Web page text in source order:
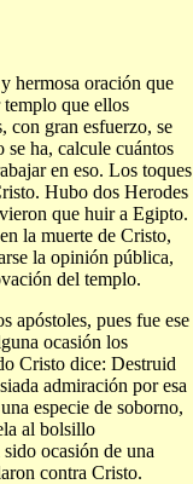
hermosa oración que
templo que ellos
con gran esfuerzo, se
ha, calcule cuántos
en eso. Los toques
Hubo dos Herodes
que huir a Egipto.
la muerte de Cristo,
la opinión pública,
del templo.
apóstoles, pues fue ese
ocasión los
Cristo dice: Destruid
admiración por esa
especie de soborno,
al bolsillo
ocasión de una
contra Cristo.